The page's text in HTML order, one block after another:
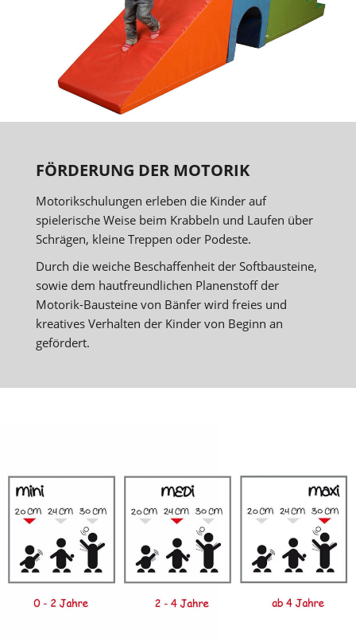
FÖRDERUNG DER MOTORIK
Motorikschulungen erleben die Kinder auf
spielerische Weise beim Krabbeln und Laufen über
Schrägen, kleine Treppen oder Podeste.
Durch die weiche Beschaffenheit der Softbausteine,
sowie dem hautfreundlichen Planenstoff der
Motorik-Bausteine von Bänfer wird freies und
kreatives Verhalten der Kinder von Beginn an
gefördert.